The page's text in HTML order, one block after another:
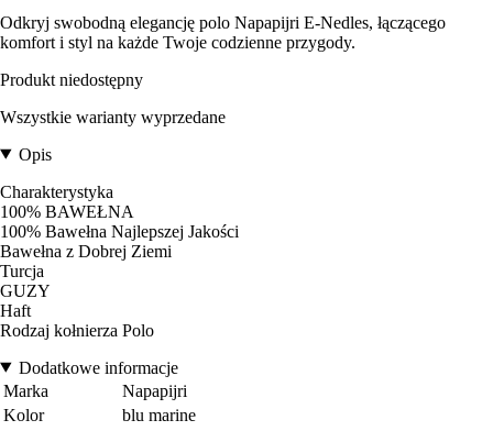
Odkryj swobodną elegancję polo Napapijri E-Nedles, łączącego
komfort i styl na każde Twoje codzienne przygody.
Produkt niedostępny
Wszystkie warianty wyprzedane
Opis
Charakterystyka
100% BAWEŁNA
100% Bawełna Najlepszej Jakości
Bawełna z Dobrej Ziemi
Turcja
GUZY
Haft
Rodzaj kołnierza Polo
Dodatkowe informacje
Marka
Napapijri
Kolor
blu marine